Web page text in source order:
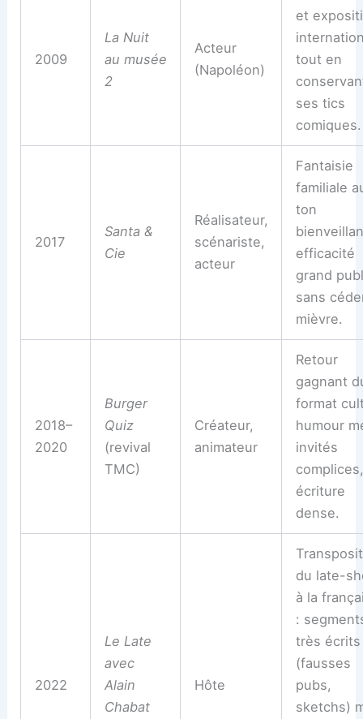
2009
La Nuit
au musée
2
Acteur
(Napoléon)
et
tout en
ses tics
comiques.
2017
Santa &
Cie
Réalisateur,
scénariste,
acteur
Fantaisie
familiale
ton
efficacité
grand
sans
mièvre.
2018–
2020
Burger
Quiz
(revival
TMC)
Créateur,
animateur
Retour
gagnant
format
humour
invités
complices,
écriture
dense.
2022
Le Late
avec
Alain
Chabat
Hôte
du late-
à la
:
très écrits
(fausses
pubs,
sketchs)